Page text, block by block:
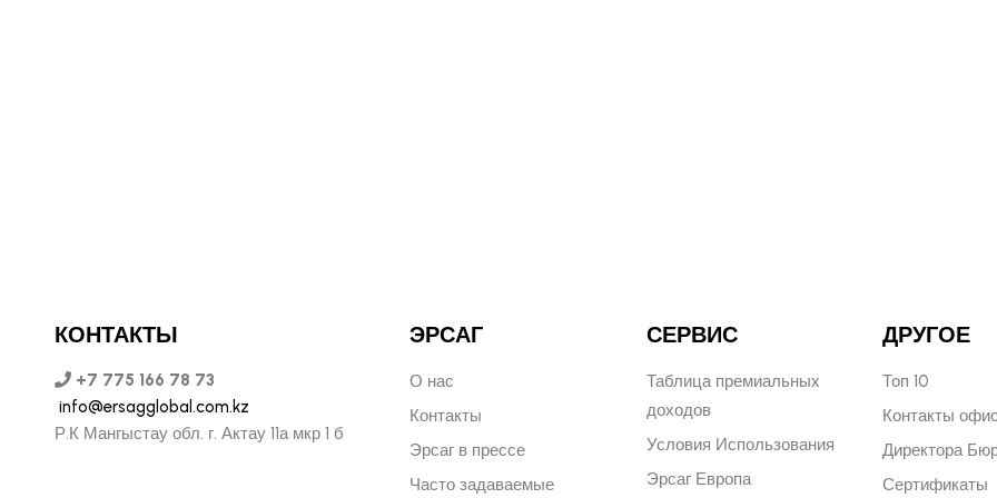
КОНТАКТЫ
+7 775 166 78 73
info@ersagglobal.com.kz
Р.К Мангыстау обл. г. Актау 11а мкр 1 б
ЭРСАГ
О нас
Контакты
Эрсаг в прессе
Часто задаваемые
СЕРВИС
Таблица премиальных
доходов
Условия Использования
Эрсаг Европа
ДРУГОЕ
Топ 10
Контакты
Директора
Сертификаты